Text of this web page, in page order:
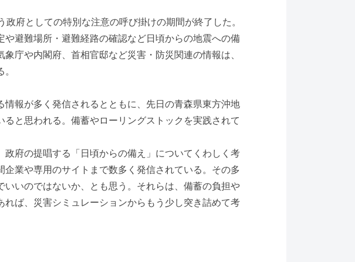
府としての特別な注意の呼び掛けの期間が終了した。
避難場所・避難経路の確認など日頃からの地震への備
庁や内閣府、首相官邸など災害・防災関連の情報は、
報が多く発信されるとともに、先日の青森県東方沖地
と思われる。備蓄やローリングストックを実践されて
府の提唱する「日頃からの備え」についてくわしく考
業や専用のサイトまで数多く発信されている。その多
いのではないか、とも思う。それらは、備蓄の負担や
ば、災害シミュレーションからもう少し突き詰めて考